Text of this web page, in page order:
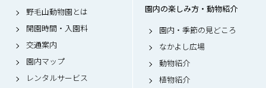
野毛山動物園とは
開園時間・入園料
交通案内
園内マップ
レンタルサービス
園内の楽しみ方・動物紹介
園内・季節の見どころ
なかよし広場
動物紹介
植物紹介